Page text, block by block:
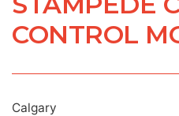
CONTROL
Calgary